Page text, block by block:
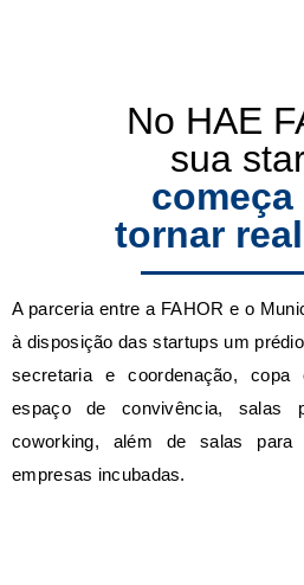
No HAE
sua
começa
tornar
A parceria entre a FAHOR e o
à disposição das startups um
secretaria e coordenação, copa
espaço de convivência, salas
coworking, além de salas
empresas incubadas.